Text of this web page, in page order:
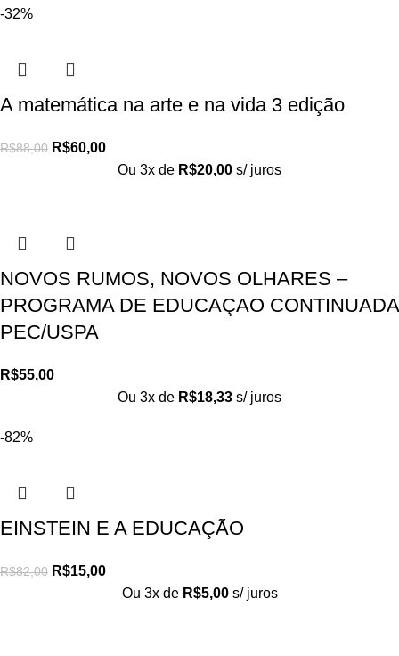
-32%
A matemática na arte e na vida 3 edição
R$88,00 R$60,00
Ou 3x de R$20,00 s/ juros
NOVOS RUMOS, NOVOS OLHARES –
PROGRAMA DE EDUCAÇAO CONTINUADA
PEC/USPA
R$55,00
Ou 3x de R$18,33 s/ juros
-82%
EINSTEIN E A EDUCAÇÃO
R$82,00 R$15,00
Ou 3x de R$5,00 s/ juros